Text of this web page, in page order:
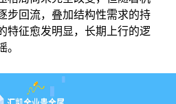
步回流，叠加结构性需求的持
特征愈发明显，长期上行的逻
。